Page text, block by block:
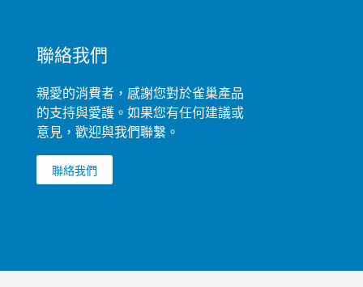
聯絡我們
親愛的消費者，感謝您對於雀巢產品
的支持與愛護。如果您有任何建議或
意見，歡迎與我們聯繫。
聯絡我們